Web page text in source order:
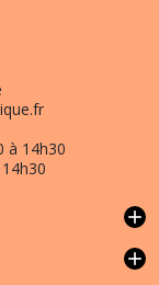
à 14h30
add
add